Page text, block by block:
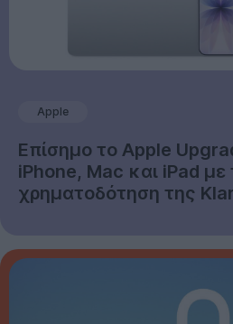
Apple
Επίσημο το Apple
iPhone, Mac και iPad με
χρηματοδότηση της